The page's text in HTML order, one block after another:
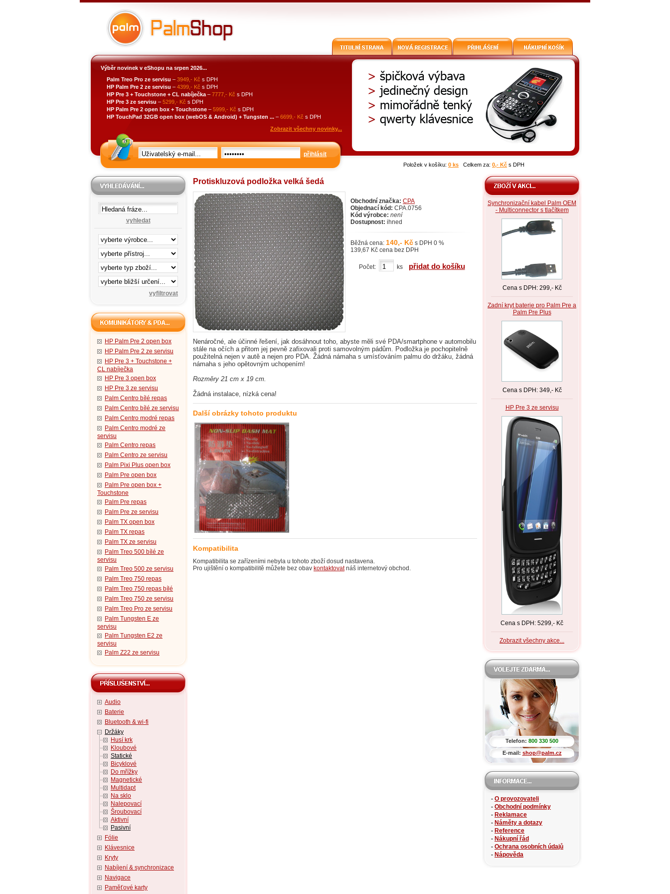
Výběr novinek v eShopu na srpen 2026...
Palm Treo Pro ze servisu – 3949,- Kč s DPH
HP Palm Pre 2 ze servisu – 4399,- Kč s DPH
HP Pre 3 + Touchstone + CL nabíječka – 7777,- Kč s DPH
HP Pre 3 ze servisu – 5299,- Kč s DPH
HP Palm Pre 2 open box + Touchstone – 5999,- Kč s DPH
HP TouchPad 32GB open box (webOS & Android) + Tungsten ... – 6699,- Kč s DPH
Zobrazit všechny novinky...
přihlásit
Položek v košíku: 0 ks Celkem za: 0,- Kč s DPH
vyhledat
HP Palm Pre 2 open box
HP Palm Pre 2 ze servisu
HP Pre 3 + Touchstone +
CL nabíječka
HP Pre 3 open box
HP Pre 3 ze servisu
Palm Centro bílé repas
Palm Centro bílé ze servisu
Palm Centro modré repas
Palm Centro modré ze
servisu
Palm Centro repas
Palm Centro ze servisu
Palm Pixi Plus open box
Palm Pre open box
Palm Pre open box +
Touchstone
Palm Pre repas
Palm Pre ze servisu
Palm TX open box
Palm TX repas
Palm TX ze servisu
Palm Treo 500 bílé ze
servisu
Palm Treo 500 ze servisu
Palm Treo 750 repas
Palm Treo 750 repas bílé
Palm Treo 750 ze servisu
Palm Treo Pro ze servisu
Palm Tungsten E ze
servisu
Palm Tungsten E2 ze
servisu
Palm Z22 ze servisu
Audio
Baterie
Bluetooth & wi-fi
Držáky
Husí krk
Kloubové
Statické
Bicyklové
Do mřížky
Magnetické
Multidapt
Na sklo
Nalepovací
Šroubovací
Aktivní
Pasivní
Fólie
Klávesnice
Kryty
Nabíjení & synchronizace
Navigace
Paměťové karty
Synchronizační kabel Palm OEM
- Multiconnector s tlačítkem
Cena s DPH: 299,- Kč
Zadní kryt baterie pro Palm Pre a
Palm Pre Plus
Cena s DPH: 349,- Kč
HP Pre 3 ze servisu
Cena s DPH: 5299,- Kč
Zobrazit všechny akce...
Telefon: 800 330 500
E-mail: shop@palm.cz
- O provozovateli
- Obchodní podmínky
- Reklamace
- Náměty a dotazy
- Reference
- Nákupní řád
- Ochrana osobních údajů
- Nápověda
Protiskluzová podložka velká šedá
Obchodní značka: CPA
Objednací kód: CPA.0756
Kód výrobce: není
Dostupnost: ihned
Běžná cena: 140,- Kč s DPH 0 %
139,67 Kč cena bez DPH
Počet: ks přidat do košíku
Nenáročné, ale účinné řešení, jak dosáhnout toho, abyste měli své PDA/smartphone v automobilu
stále na očích a přitom jej pevně zafixovali proti samovolným pádům. Podložka je pochopitelně
použitelná nejen v autě a nejen pro PDA. Žádná námaha s umísťováním palmu do držáku, žádná
námaha s jeho opětovným uchopením!
Rozměry 21 cm x 19 cm.
Žádná instalace, nízká cena!
Další obrázky tohoto produktu
Kompatibilita
Kompatibilita se zařízeními nebyla u tohoto zboží dosud nastavena.
Pro ujištění o kompatibilitě můžete bez obav kontaktovatnáš internetový obchod.